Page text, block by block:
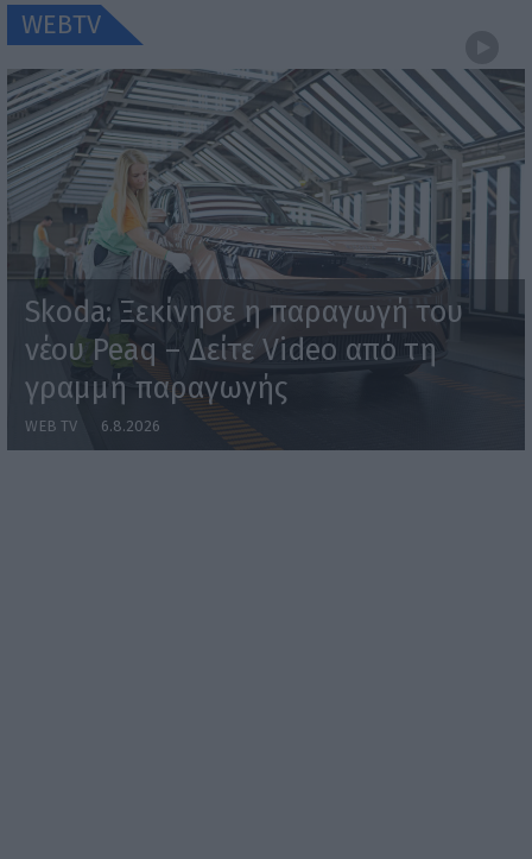
WEBTV
Skoda: Ξεκίνησε η παραγωγή του
νέου Peaq – Δείτε Video από τη
γραμμή παραγωγής
WEB TV 6.8.2026